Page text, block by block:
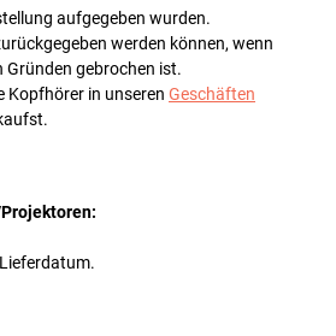
aufgegeben wurden.
werden können, wenn
Gründen gebrochen ist.
Kopfhörer in unseren Geschäften